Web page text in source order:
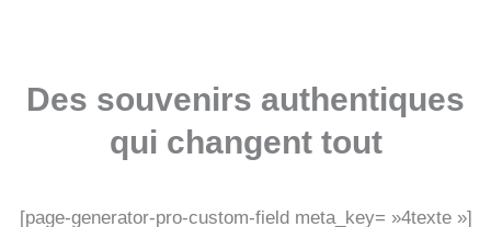
Des souvenirs authentiques
qui changent tout
[page-generator-pro-custom-field meta_key= »4texte »]